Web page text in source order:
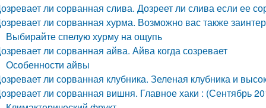
ли сорванная слива. Дозреет ли слива если ее
ли сорванная хурма. Возможно вас также
Выбирайте спелую хурму на ощупь
ли сорванная айва. Айва когда созревает
Особенности айвы
ли сорванная клубника. Зеленая клубника и
ли сорванная вишня. Главное хаки : (Сентябрь